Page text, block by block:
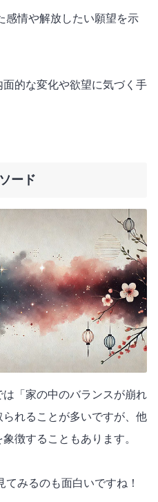
感情や解放したい願望を示
的な変化や欲望に気づく手
ード
は「家の中のバランスが崩れ
れることが多いですが、他
徴することもあります。
みるのも面白いですね！